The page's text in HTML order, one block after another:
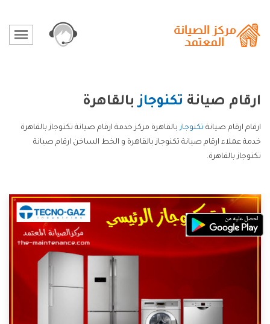
ارقام صيانة تكنوجازبالقاهرة
ارقام ارقام صيانة تكنوجازبالقاهرة مركز خدمة ارقام صيانة تكنوجاز بالقاهرة
خدمة عملاء ارقام صيانة تكنوجاز بالقاهرة و الخط الساخن ارقام صيانة
تكنوجاز بالقاهرة.